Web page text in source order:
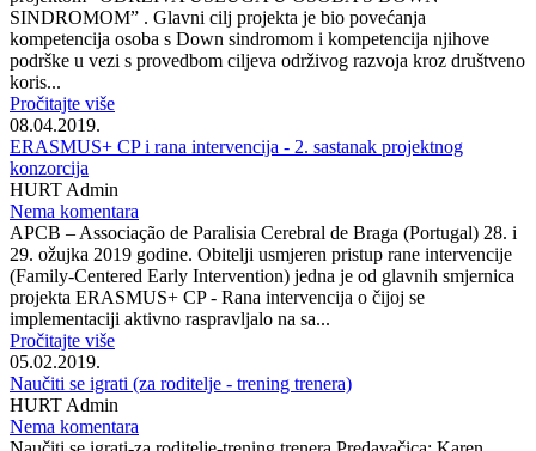
SINDROMOM” . Glavni cilj projekta je bio povećanja
kompetencija osoba s Down sindromom i kompetencija njihove
podrške u vezi s provedbom ciljeva održivog razvoja kroz društveno
koris...
Pročitajte više
08.04.2019.
ERASMUS+ CP i rana intervencija - 2. sastanak projektnog
konzorcija
HURT Admin
Nema komentara
APCB – Associação de Paralisia Cerebral de Braga (Portugal) 28. i
29. ožujka 2019 godine. Obitelji usmjeren pristup rane intervencije
(Family-Centered Early Intervention) jedna je od glavnih smjernica
projekta ERASMUS+ CP - Rana intervencija o čijoj se
implementaciji aktivno raspravljalo na sa...
Pročitajte više
05.02.2019.
Naučiti se igrati (za roditelje - trening trenera)
HURT Admin
Nema komentara